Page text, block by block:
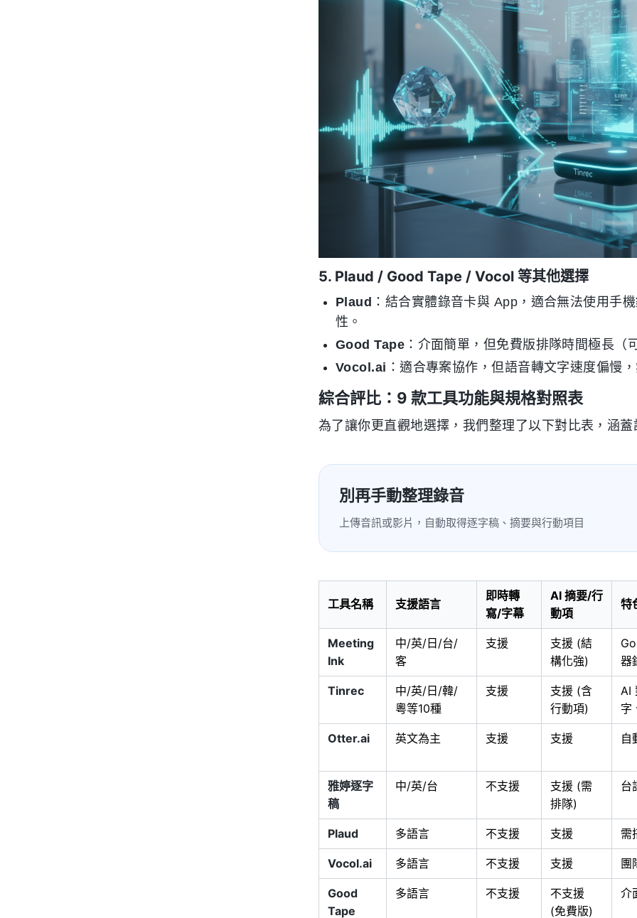
5. Plaud / Good Tape / Vocol 等其他選擇
Plaud ：結合實體錄音卡與 App，適合無法使用手
性。
Good Tape ：介面簡單，但免費版排隊時間極長
Vocol.ai ：適合專案協作，但語音轉文字速度偏慢
綜合評比：9 款工具功能與規格對照表
為了讓你更直觀地選擇，我們整理了以下對比表，涵
別再手動整理錄音
上傳音訊或影片，自動取得逐字稿、摘要與行動項目
工具名稱 支援語言
即時轉
寫/字幕
AI 摘要/行
動項
特
Meeting
Ink
中/英/日/台/
客
支援
支援 (結
構化強)
器
Tinrec
中/英/日/韓/
粵等10種
支援
支援 (含
行動項)
AI
字
Otter.ai 英文為主 支援 支援 自
雅婷逐字
稿
中/英/台 不支援
支援 (需
排隊)
台
Plaud 多語言 不支援 支援 需
Vocol.ai 多語言 不支援 支援 團
Good
Tape
多語言 不支援
不支援
(免費版)
介